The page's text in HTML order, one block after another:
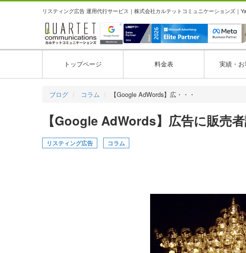
リスティング広告 運用代行サービス｜株式会社カルテットコミュニケーションズ｜
トップページ 料金表 実績・
ブログ コラム 【Google AdWords】広・・・
【Google AdWords】広告に販売
リスティング広告 コラム